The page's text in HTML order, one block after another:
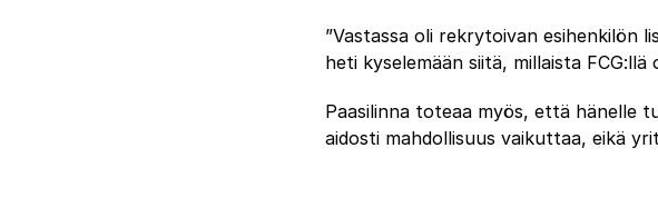
”Vastassa oli rekrytoivan esihenkilön
heti kyselemään siitä, millaista
Paasilinna toteaa myös, että hänelle
aidosti mahdollisuus vaikuttaa, eikä